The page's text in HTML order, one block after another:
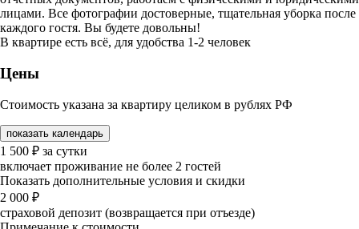
лицами. Все фотографии достоверные, тщательная уборка после
каждого гостя. Вы будете довольны!
В квартире есть всё, для удобства 1-2 человек
Цены
Стоимость указана за квартиру целиком в рублях РФ
показать календарь
1 500 ₽ за сутки
включает проживание не более 2 гостей
Показать дополнительные условия и скидки
2 000 ₽
страховой депозит (возвращается при отъезде)